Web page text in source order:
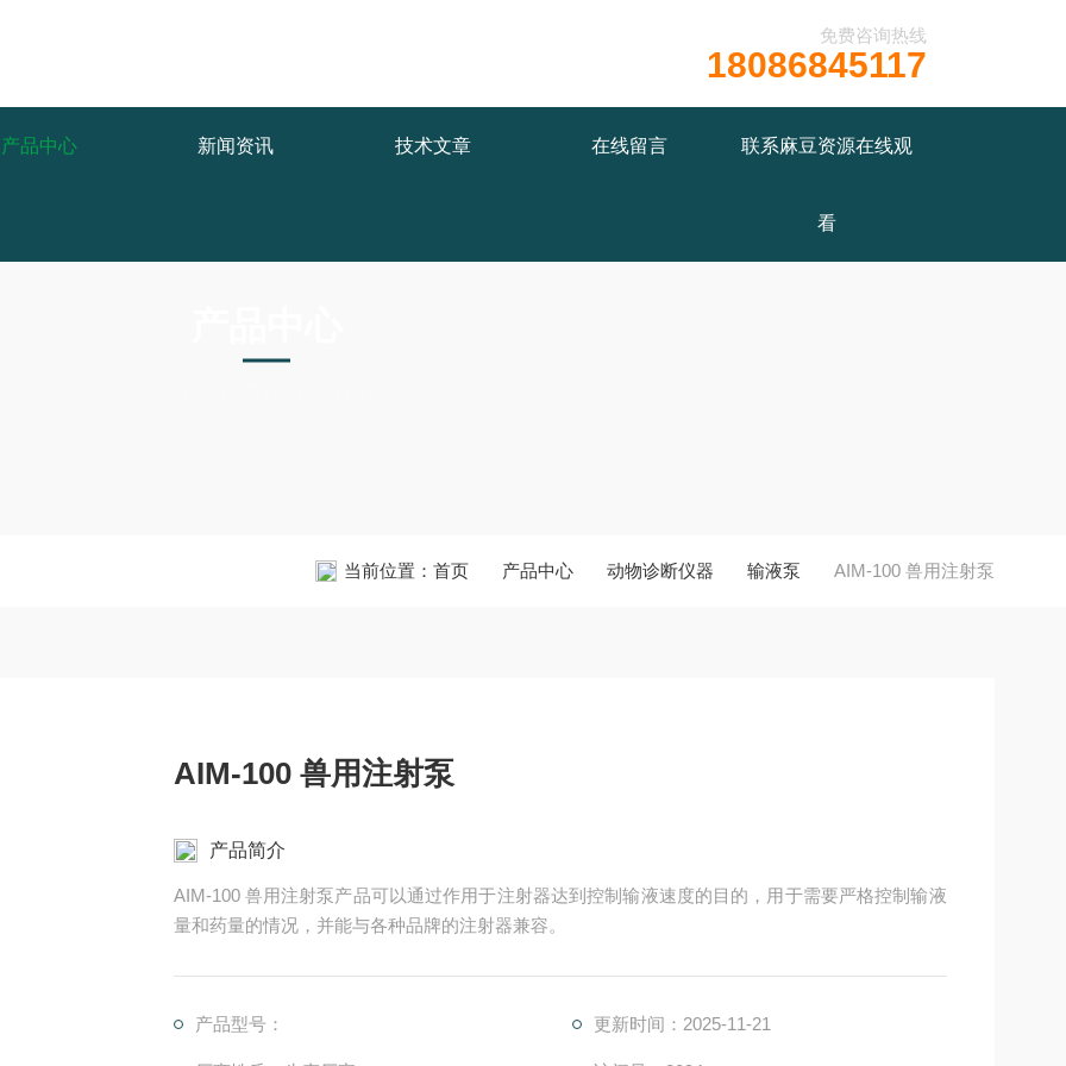
免费咨询热线
18086845117
产品中心 新闻资讯 技术文章 在线留言 联系麻豆资源在线观
看
当前位置： 首页 产品中心 动物诊断仪器 输液泵 AIM-100 兽用注射泵
AIM-100 兽用注射泵
产品简介
AIM-100 兽用注射泵产品可以通过作用于注射器达到控制输液速度的目的，用于需要严格控制输液
量和药量的情况，并能与各种品牌的注射器兼容。
产品型号： 更新时间：2025-11-21